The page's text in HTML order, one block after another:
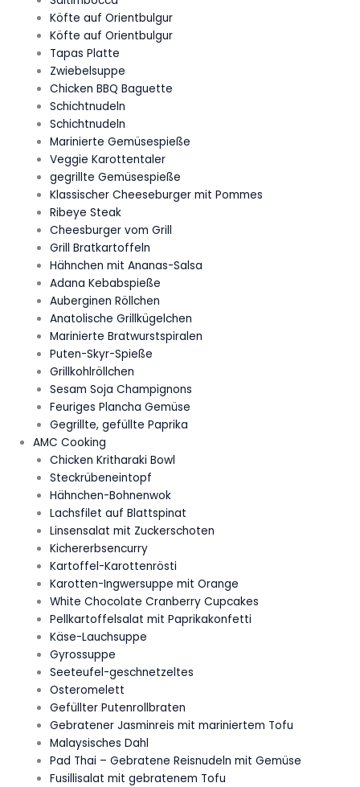
Köfte auf Orientbulgur
Köfte auf Orientbulgur
Tapas Platte
Zwiebelsuppe
Chicken BBQ Baguette
Schichtnudeln
Schichtnudeln
Marinierte Gemüsespieße
Veggie Karottentaler
gegrillte Gemüsespieße
Klassischer Cheeseburger mit Pommes
Ribeye Steak
Cheesburger vom Grill
Grill Bratkartoffeln
Hähnchen mit Ananas-Salsa
Adana Kebabspieße
Auberginen Röllchen
Anatolische Grillkügelchen
Marinierte Bratwurstspiralen
Puten-Skyr-Spieße
Grillkohlröllchen
Sesam Soja Champignons
Feuriges Plancha Gemüse
Gegrillte, gefüllte Paprika
AMC Cooking
Chicken Kritharaki Bowl
Steckrübeneintopf
Hähnchen-Bohnenwok
Lachsfilet auf Blattspinat
Linsensalat mit Zuckerschoten
Kichererbsencurry
Kartoffel-Karottenrösti
Karotten-Ingwersuppe mit Orange
White Chocolate Cranberry Cupcakes
Pellkartoffelsalat mit Paprikakonfetti
Käse-Lauchsuppe
Gyrossuppe
Seeteufel-geschnetzeltes
Osteromelett
Gefüllter Putenrollbraten
Gebratener Jasminreis mit mariniertem Tofu
Malaysisches Dahl
Pad Thai – Gebratene Reisnudeln mit Gemüse
Fusillisalat mit gebratenem Tofu